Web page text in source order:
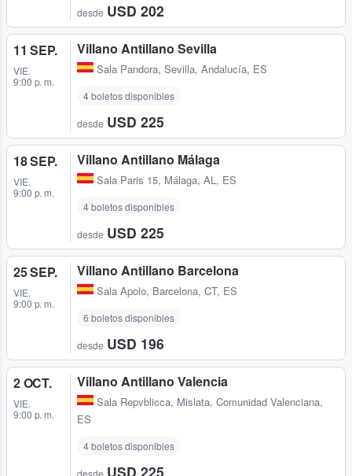
desde USD 202
11 SEP.
VIE.
9:00 p. m.
Villano Antillano Sevilla
Sala Pandora, Sevilla, Andalucía, ES
4 boletos disponibles
desde USD 225
18 SEP.
VIE.
9:00 p. m.
Villano Antillano Málaga
Sala Paris 15, Málaga, AL, ES
4 boletos disponibles
desde USD 225
25 SEP.
VIE.
9:00 p. m.
Villano Antillano Barcelona
Sala Apolo, Barcelona, CT, ES
6 boletos disponibles
desde USD 196
2 OCT.
VIE.
9:00 p. m.
Villano Antillano Valencia
Sala Repvblicca, Mislata, Comunidad Valenciana,
ES
4 boletos disponibles
desde USD 225